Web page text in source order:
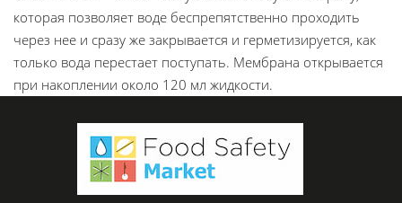
которая позволяет воде беспрепятственно проходить
через нее и сразу же закрывается и герметизируется, как
только вода перестает поступать. Мембрана открывается
при накоплении около 120 мл жидкости.